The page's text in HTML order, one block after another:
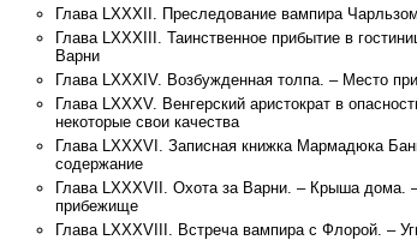
Глава LXXXII. Преследование вампира
Глава LXXXIII. Таинственное прибытие в
Варни
Глава LXXXIV. Возбужденная толпа. – Место
Глава LXXXV. Венгерский аристократ в
некоторые свои качества
Глава LXXXVI. Записная книжка Мармадюка
содержание
Глава LXXXVII. Охота за Варни. – Крыша дома.
прибежище
Глава LXXXVIII. Встреча вампира с Флорой. –